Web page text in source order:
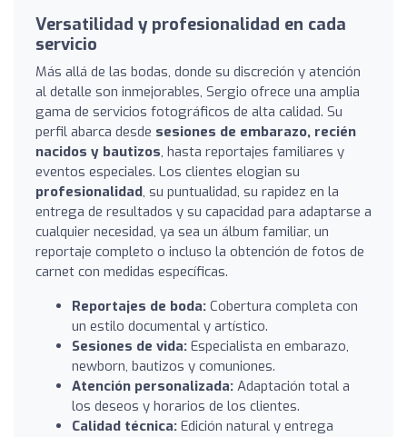
Versatilidad y profesionalidad en cada
servicio
Más allá de las bodas, donde su discreción y atención
al detalle son inmejorables, Sergio ofrece una amplia
gama de servicios fotográficos de alta calidad. Su
perfil abarca desde sesiones de embarazo, recién
nacidos y bautizos, hasta reportajes familiares y
eventos especiales. Los clientes elogian su
profesionalidad, su puntualidad, su rapidez en la
entrega de resultados y su capacidad para adaptarse a
cualquier necesidad, ya sea un álbum familiar, un
reportaje completo o incluso la obtención de fotos de
carnet con medidas específicas.
Reportajes de boda: Cobertura completa con
un estilo documental y artístico.
Sesiones de vida: Especialista en embarazo,
newborn, bautizos y comuniones.
Atención personalizada: Adaptación total a
los deseos y horarios de los clientes.
Calidad técnica: Edición natural y entrega